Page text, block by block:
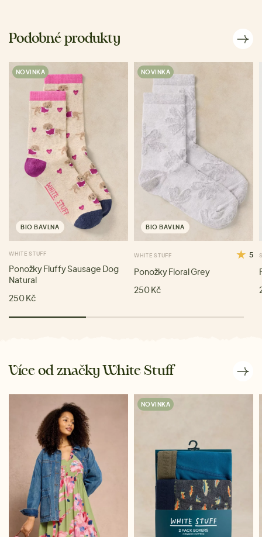
Podobné produkty
NOVINKA
BIO BAVLNA
WHITE STUFF
Ponožky Fluffy Sausage Dog
Natural
250 Kč
NOVINKA
BIO BAVLNA
WHITE STUFF 5
Ponožky Floral Grey
250 Kč
Více od značky White Stuff
NOVINKA